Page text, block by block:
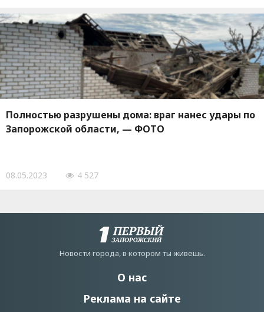
Полностью разрушены дома: враг нанес удары по
Запорожской области, — ФОТО
08.05.2023 4 527
Новости города, в котором ты живешь.
О нас
Реклама на сайте